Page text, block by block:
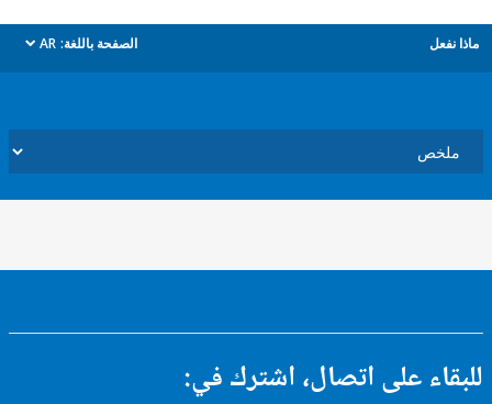
الصفحة باللغة: AR
dropdown
على اتصال، اشترك في: